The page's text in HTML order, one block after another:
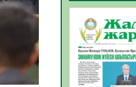
ҚОҒАМДЫҚ
ЕЛ
06.08.2026
ҚҰРЫЛТАЙ
БОЛАШАҚҚА
ЖАУАПТЫ